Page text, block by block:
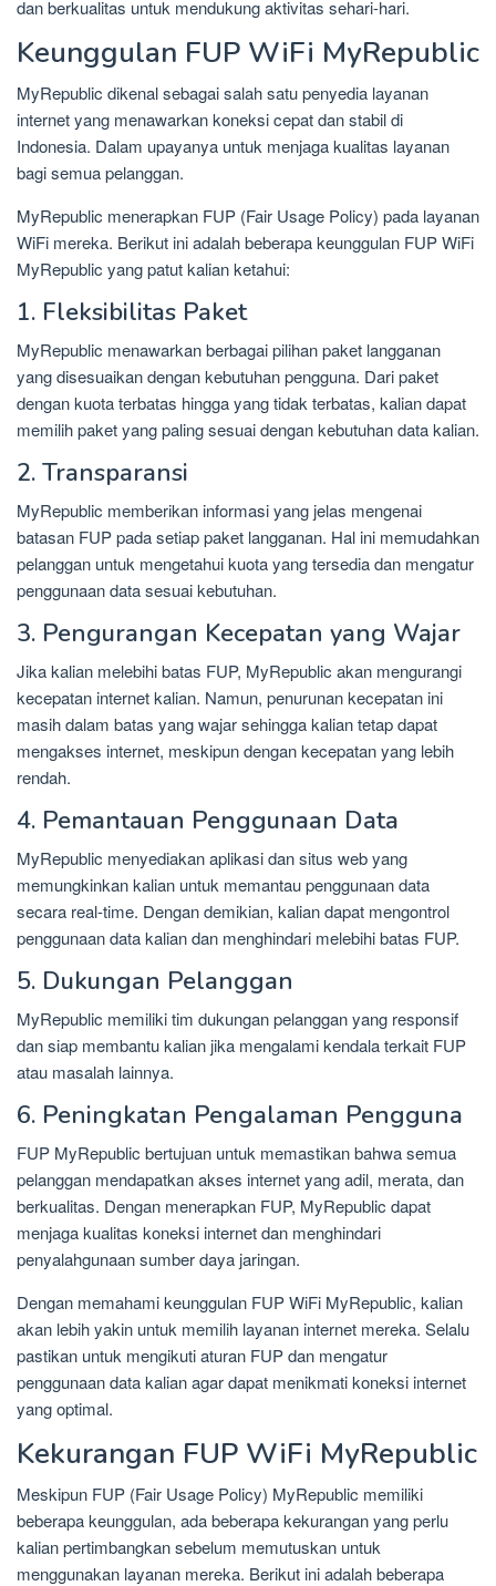
dan berkualitas untuk mendukung aktivitas sehari-hari.
Keunggulan FUP WiFi MyRepublic
MyRepublic dikenal sebagai salah satu penyedia layanan
internet yang menawarkan koneksi cepat dan stabil di
Indonesia. Dalam upayanya untuk menjaga kualitas layanan
bagi semua pelanggan.
MyRepublic menerapkan FUP (Fair Usage Policy) pada layanan
WiFi mereka. Berikut ini adalah beberapa keunggulan FUP WiFi
MyRepublic yang patut kalian ketahui:
1. Fleksibilitas Paket
MyRepublic menawarkan berbagai pilihan paket langganan
yang disesuaikan dengan kebutuhan pengguna. Dari paket
dengan kuota terbatas hingga yang tidak terbatas, kalian dapat
memilih paket yang paling sesuai dengan kebutuhan data kalian.
2. Transparansi
MyRepublic memberikan informasi yang jelas mengenai
batasan FUP pada setiap paket langganan. Hal ini memudahkan
pelanggan untuk mengetahui kuota yang tersedia dan mengatur
penggunaan data sesuai kebutuhan.
3. Pengurangan Kecepatan yang Wajar
Jika kalian melebihi batas FUP, MyRepublic akan mengurangi
kecepatan internet kalian. Namun, penurunan kecepatan ini
masih dalam batas yang wajar sehingga kalian tetap dapat
mengakses internet, meskipun dengan kecepatan yang lebih
rendah.
4. Pemantauan Penggunaan Data
MyRepublic menyediakan aplikasi dan situs web yang
memungkinkan kalian untuk memantau penggunaan data
secara real-time. Dengan demikian, kalian dapat mengontrol
penggunaan data kalian dan menghindari melebihi batas FUP.
5. Dukungan Pelanggan
MyRepublic memiliki tim dukungan pelanggan yang responsif
dan siap membantu kalian jika mengalami kendala terkait FUP
atau masalah lainnya.
6. Peningkatan Pengalaman Pengguna
FUP MyRepublic bertujuan untuk memastikan bahwa semua
pelanggan mendapatkan akses internet yang adil, merata, dan
berkualitas. Dengan menerapkan FUP, MyRepublic dapat
menjaga kualitas koneksi internet dan menghindari
penyalahgunaan sumber daya jaringan.
Dengan memahami keunggulan FUP WiFi MyRepublic, kalian
akan lebih yakin untuk memilih layanan internet mereka. Selalu
pastikan untuk mengikuti aturan FUP dan mengatur
penggunaan data kalian agar dapat menikmati koneksi internet
yang optimal.
Kekurangan FUP WiFi MyRepublic
Meskipun FUP (Fair Usage Policy) MyRepublic memiliki
beberapa keunggulan, ada beberapa kekurangan yang perlu
kalian pertimbangkan sebelum memutuskan untuk
menggunakan layanan mereka. Berikut ini adalah beberapa